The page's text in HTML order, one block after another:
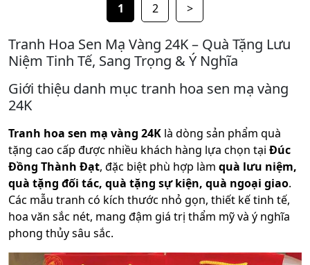
1 2 >
Tranh Hoa Sen Mạ Vàng 24K – Quà Tặng Lưu
Niệm Tinh Tế, Sang Trọng & Ý Nghĩa
Giới thiệu danh mục tranh hoa sen mạ vàng
24K
Tranh hoa sen mạ vàng 24K là dòng sản phẩm quà
tặng cao cấp được nhiều khách hàng lựa chọn tại Đúc
Đồng Thành Đạt, đặc biệt phù hợp làm quà lưu niệm,
quà tặng đối tác, quà tặng sự kiện, quà ngoại giao.
Các mẫu tranh có kích thước nhỏ gọn, thiết kế tinh tế,
hoa văn sắc nét, mang đậm giá trị thẩm mỹ và ý nghĩa
phong thủy sâu sắc.